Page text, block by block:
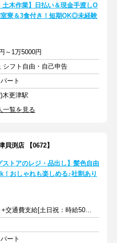
土木作業】日払い＆現金手渡しO
寮＆3食付き！短期OK◎未経験
～1万5000円
シフト自由・自己申告
ート
更津駅
一覧を見る
貝渕店 【0672】
ストアのレジ・品出し】髪色自由
！おしゃれも楽しめる♪社割あり
時給1140円～+交通費支給[土日祝：時給50円UP]
ート